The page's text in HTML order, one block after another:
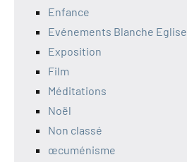
Enfance
Evénements Blanche Eglise
Exposition
Film
Méditations
Noël
Non classé
œcuménisme